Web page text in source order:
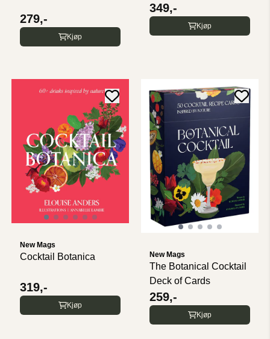
279,-
Kjøp
349,-
Kjøp
New Mags
Cocktail Botanica
319,-
Kjøp
New Mags
The Botanical Cocktail
Deck of Cards
259,-
Kjøp